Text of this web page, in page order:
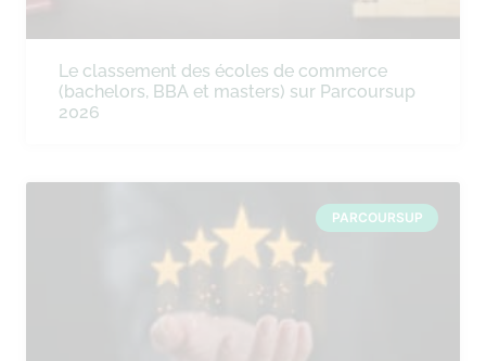
Le classement des écoles de commerce
(bachelors, BBA et masters) sur Parcoursup
2026
PARCOURSUP